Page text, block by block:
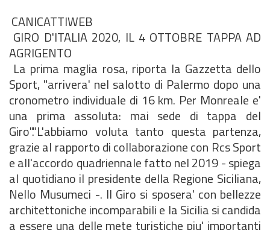
CANICATTIWEB
GIRO D'ITALIA 2020, IL 4 OTTOBRE TAPPA AD
AGRIGENTO
La prima maglia rosa, riporta la Gazzetta dello
Sport, "arrivera' nel salotto di Palermo dopo una
cronometro individuale di 16 km. Per Monreale e'
una prima assoluta: mai sede di tappa del
Giro"."L'abbiamo voluta tanto questa partenza,
grazie al rapporto di collaborazione con Rcs Sport
e all'accordo quadriennale fatto nel 2019 - spiega
al quotidiano il presidente della Regione Siciliana,
Nello Musumeci -. Il Giro si sposera' con bellezze
architettoniche incomparabili e la Sicilia si candida
a essere una delle mete turistiche piu' importanti